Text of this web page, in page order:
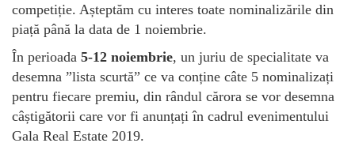
competiție. Așteptăm cu interes toate nominalizările din
piață până la data de 1 noiembrie.
În perioada 5-12 noiembrie, un juriu de specialitate va
desemna ”lista scurtă” ce va conține câte 5 nominalizați
pentru fiecare premiu, din rândul cărora se vor desemna
câștigătorii care vor fi anunțați în cadrul evenimentului
Gala Real Estate 2019.